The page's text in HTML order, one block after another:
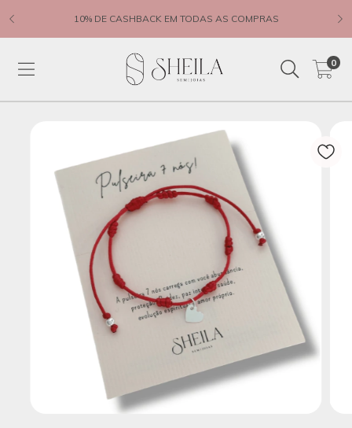
10% DE CASHBACK EM TODAS AS COMPRAS
0